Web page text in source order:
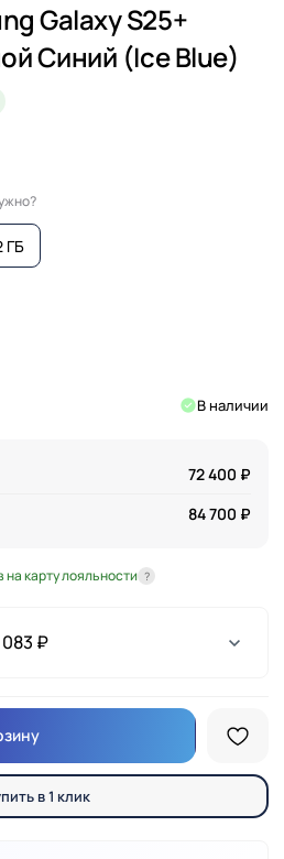
Galaxy S25+
Синий (Ice Blue)
ГБ
В наличии
72 400 ₽
84 700 ₽
на карту лояльности ?
083 ₽
в 1 клик